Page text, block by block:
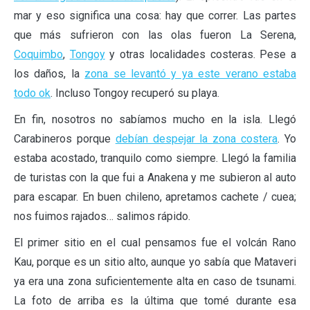
mar y eso significa una cosa: hay que correr. Las partes
que más sufrieron con las olas fueron La Serena,
Coquimbo, Tongoyy otras localidades costeras. Pese a
los daños, la zona se levantó y ya este verano estaba
todo ok. Incluso Tongoy recuperó su playa.
En fin, nosotros no sabíamos mucho en la isla. Llegó
Carabineros porque debían despejar la zona costera. Yo
estaba acostado, tranquilo como siempre. Llegó la familia
de turistas con la que fui a Anakena y me subieron al auto
para escapar. En buen chileno, apretamos cachete / cuea;
nos fuimos rajados… salimos rápido.
El primer sitio en el cual pensamos fue el volcán Rano
Kau, porque es un sitio alto, aunque yo sabía que Mataveri
ya era una zona suficientemente alta en caso de tsunami.
La foto de arriba es la última que tomé durante esa